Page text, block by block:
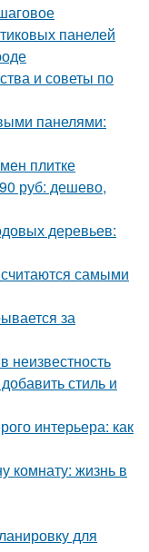
панелей
и советы по
панелями:
плитке
руб: дешево,
деревьев:
самыми
за
неизвестность
стиль и
интерьера: как
комнату: жизнь в
для